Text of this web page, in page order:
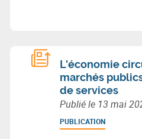
en quatre catégories :
L'économie
marchés
de services
Publié le 13 mai
PUBLICATION